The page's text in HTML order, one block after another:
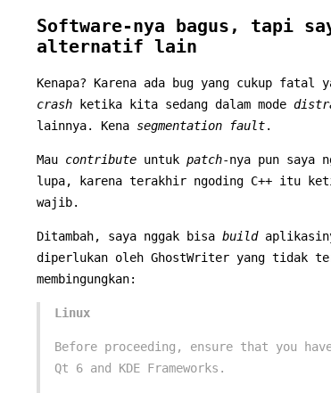
Software-nya bagus, tapi
alternatif lain
Kenapa? Karena ada bug yang cukup
crash ketika kita sedang dalam mode
lainnya. Kena segmentation fault.
Mau contribute untuk patch-nya pun saya
lupa, karena terakhir ngoding C++ itu
wajib.
Ditambah, saya nggak bisa build
diperlukan oleh GhostWriter yang tidak
membingungkan:
Linux
Before proceeding, ensure that you
Qt 6 and KDE Frameworks.